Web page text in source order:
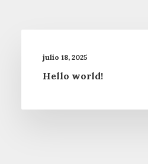
julio 18, 2025
Hello world!